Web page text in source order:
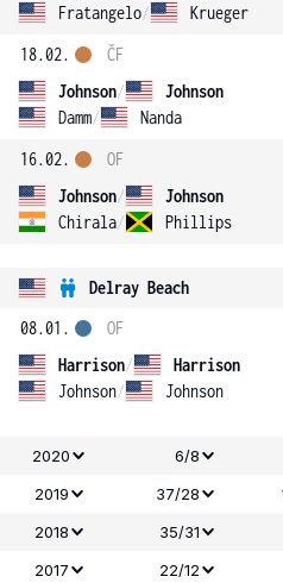
Fratangelo/ Krueger
18.02.
Johnson/
Johnson
Damm/ Nanda
ČF
16.02.
Johnson/
Johnson
Chirala/ Phillips
OF
Delray Beach
08.01.
Harrison/
Harrison
Johnson/ Johnson
OF
2020 6/8
2019
37/28
2018
35/31
2017
22/12